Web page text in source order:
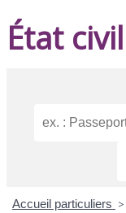
État civil
Accueil particuliers >